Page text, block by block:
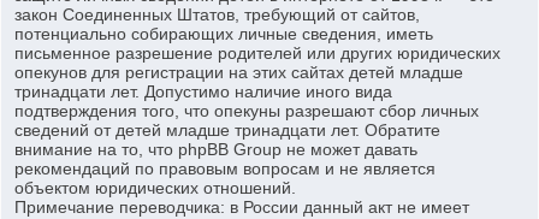
закон Соединенных Штатов, требующий от сайтов,
потенциально собирающих личные сведения, иметь
письменное разрешение родителей или других юридических
опекунов для регистрации на этих сайтах детей младше
тринадцати лет. Допустимо наличие иного вида
подтверждения того, что опекуны разрешают сбор личных
сведений от детей младше тринадцати лет. Обратите
внимание на то, что phpBB Group не может давать
рекомендаций по правовым вопросам и не является
объектом юридических отношений.
Примечание переводчика: в России данный акт не имеет